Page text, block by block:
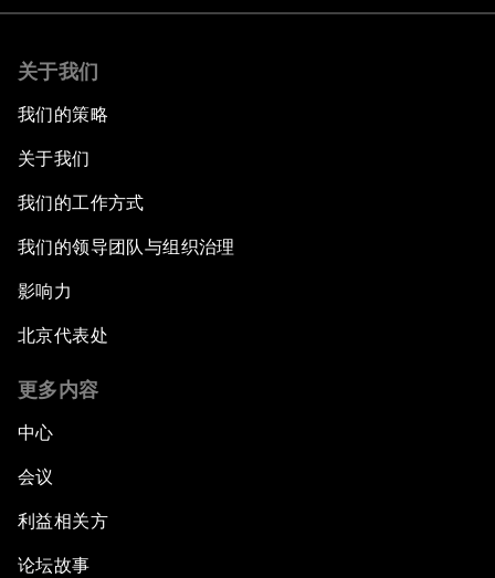
关于我们
我们的策略
关于我们
我们的工作方式
我们的领导团队与组织治理
影响力
北京代表处
更多内容
中心
会议
利益相关方
论坛故事